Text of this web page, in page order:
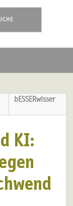
bESSERwisser
KI: